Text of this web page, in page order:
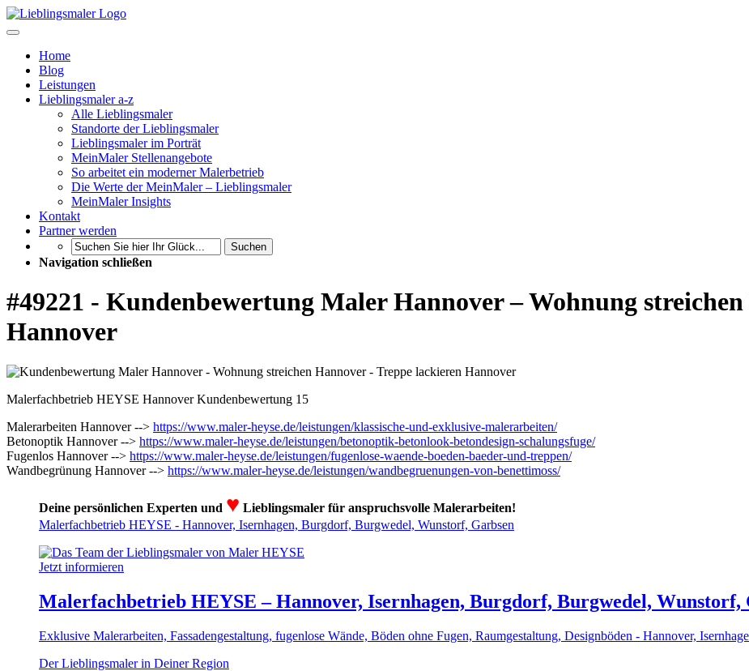
Home
Blog
Leistungen
Lieblingsmaler a-z
Alle Lieblingsmaler
Standorte der Lieblingsmaler
Lieblingsmaler im Porträt
MeinMaler Stellenangebote
So arbeitet ein moderner Malerbetrieb
Die Werte der MeinMaler – Lieblingsmaler
MeinMaler Insights
Kontakt
Partner werden
Suchen
Navigation schließen
#49221 - Kundenbewertung Maler Hannover – Wohnung
Hannover
Malerfachbetrieb HEYSE Hannover Kundenbewertung 15
Malerarbeiten Hannover --> https://www.maler-heyse.de/leistungen/klassische-und-exklusive-malerarbeiten/
Betonoptik Hannover --> https://www.maler-heyse.de/leistungen/betonoptik-betonlook-betondesign-schalungsfuge/
Fugenlos Hannover --> https://www.maler-heyse.de/leistungen/fugenlose-waende-boeden-baeder-und-treppen/
Wandbegrünung Hannover --> https://www.maler-heyse.de/leistungen/wandbegruenungen-von-benettimoss/
Deine persönlichen Experten und ♥ Lieblingsmaler für anspruchsvolle Malerarbeiten!
Malerfachbetrieb HEYSE - Hannover, Isernhagen, Burgdorf, Burgwedel, Wunstorf, Garbsen
Jetzt informieren
Malerfachbetrieb HEYSE – Hannover, Isernhagen, Burgdorf, Burgwedel, Wunstorf,
Exklusive Malerarbeiten, Fassadengestaltung, fugenlose Wände, Böden ohne Fugen, Raumgestaltung, Designböden - Hannover,
Der Lieblingsmaler in Deiner Region